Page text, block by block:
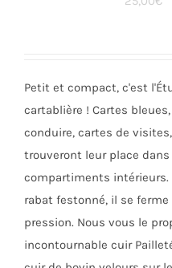
choisies
sur
page
du
produit
Petit et compact, c'est
cartablière ! Cartes
conduire, cartes de
trouveront leur place
compartiments intérieurs.
rabat festonné, il se
pression. Nous vous le
incontournable cuir